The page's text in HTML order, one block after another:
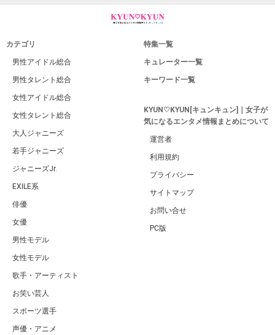
カテゴリ
男性アイドル総合
男性タレント総合
女性アイドル総合
女性タレント総合
大人ジャニーズ
若手ジャニーズ
ジャニーズJr.
EXILE系
俳優
女優
男性モデル
女性モデル
歌手・アーティスト
お笑い芸人
スポーツ選手
声優・アニメ
特集一覧
キュレーター一覧
キーワード一覧
KYUN♡KYUN[キュンキュン]｜女子が
気になるエンタメ情報まとめについて
運営者
利用規約
プライバシー
サイトマップ
お問い合せ
PC版